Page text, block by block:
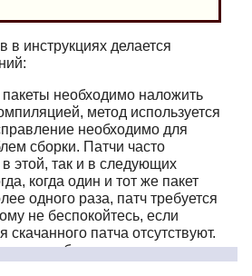
в инструкциях делается
необходимо наложить
метод используется
необходимо для
сборки. Патчи часто
в этой, так и в следующих
когда один и тот же пакет
одного раза, патч требуется
не беспокойтесь, если
скачанного патча отсутствуют.
сообщения осмещении